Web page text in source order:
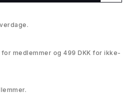
medlemmer og 499 DKK for ikke-